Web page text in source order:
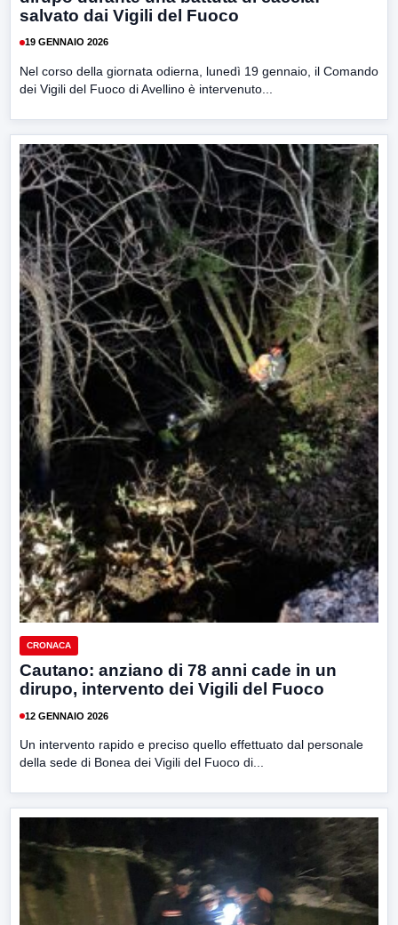
salvato dai Vigili del Fuoco
19 GENNAIO 2026
Nel corso della giornata odierna, lunedì 19 gennaio, il Comando
dei Vigili del Fuoco di Avellino è intervenuto...
CRONACA
Cautano: anziano di 78 anni cade in un
dirupo, intervento dei Vigili del Fuoco
12 GENNAIO 2026
Un intervento rapido e preciso quello effettuato dal personale
della sede di Bonea dei Vigili del Fuoco di...